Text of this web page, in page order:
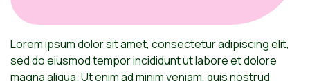
Lorem ipsum dolor sit amet, consectetur adipiscing elit,
sed do eiusmod tempor incididunt ut labore et dolore
magna aliqua. Ut enim ad minim veniam, quis nostrud